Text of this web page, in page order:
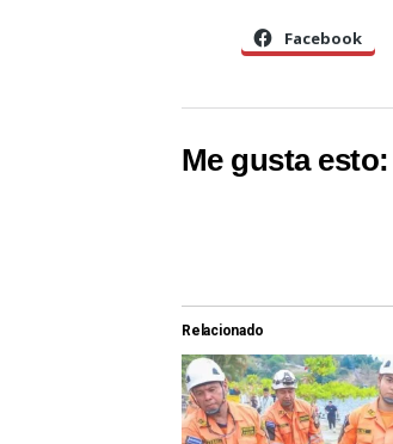
Facebook
Me gusta esto:
Relacionado